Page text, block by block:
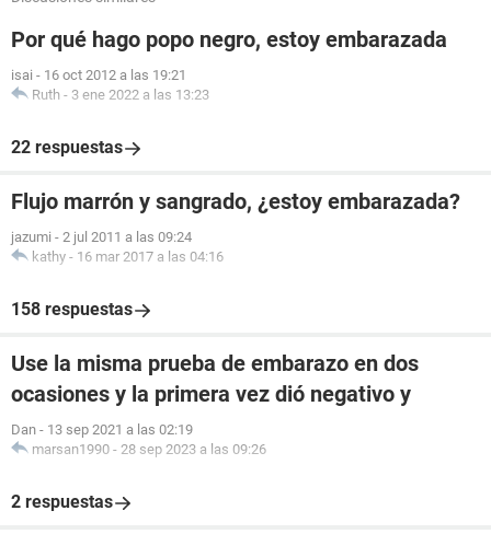
Por qué hago popo negro, estoy embarazada
isai - 16 oct 2012 a las 19:21
Ruth - 3 ene 2022 a las 13:23
22 respuestas
Flujo marrón y sangrado, ¿estoy embarazada?
jazumi - 2 jul 2011 a las 09:24
kathy - 16 mar 2017 a las 04:16
158 respuestas
Use la misma prueba de embarazo en dos
ocasiones y la primera vez dió negativo y
Dan - 13 sep 2021 a las 02:19
marsan1990 - 28 sep 2023 a las 09:26
2 respuestas